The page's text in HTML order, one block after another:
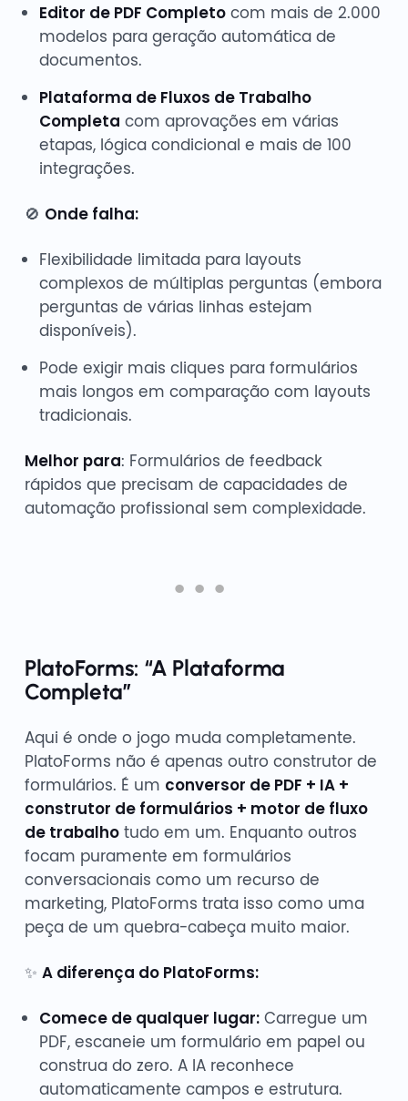
Editor de PDF Completocom mais de 2.000
modelos para geração automática de
documentos.
Plataforma de Fluxos de Trabalho
Completa com aprovações em várias
etapas, lógica condicional e mais de 100
integrações.
🚫 Onde falha:
Flexibilidade limitada para layouts
complexos de múltiplas perguntas (embora
perguntas de várias linhas estejam
disponíveis).
Pode exigir mais cliques para formulários
mais longos em comparação com layouts
tradicionais.
Melhor para: Formulários de feedback
rápidos que precisam de capacidades de
automação profissional sem complexidade.
PlatoForms: “A Plataforma
Completa”
Aqui é onde o jogo muda completamente.
PlatoForms não é apenas outro construtor de
formulários. É um conversor de PDF + IA +
construtor de formulários + motor de fluxo
de trabalhotudo em um. Enquanto outros
focam puramente em formulários
conversacionais como um recurso de
marketing, PlatoForms trata isso como uma
peça de um quebra-cabeça muito maior.
✨ A diferença do PlatoForms:
Comece de qualquer lugar:Carregue um
PDF, escaneie um formulário em papel ou
construa do zero. A IA reconhece
automaticamente campos e estrutura.